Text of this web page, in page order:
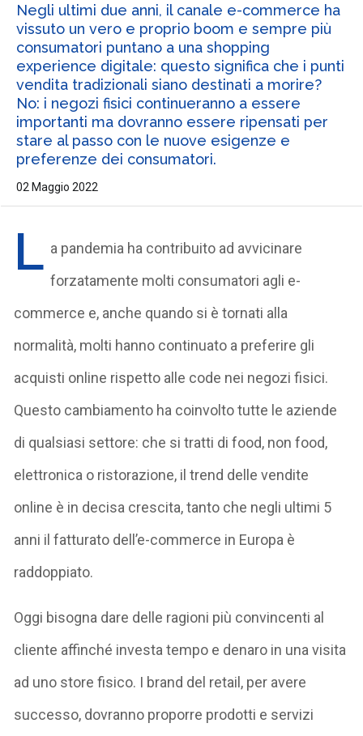
Negli ultimi due anni, il canale e-commerce ha
vissuto un vero e proprio boom e sempre più
consumatori puntano a una shopping
experience digitale: questo significa che i punti
vendita tradizionali siano destinati a morire?
No: i negozi fisici continueranno a essere
importanti ma dovranno essere ripensati per
stare al passo con le nuove esigenze e
preferenze dei consumatori.
02 Maggio 2022
L a pandemia ha contribuito ad avvicinare
forzatamente molti consumatori agli e-
commerce e, anche quando si è tornati alla
normalità, molti hanno continuato a preferire gli
acquisti online rispetto alle code nei negozi fisici.
Questo cambiamento ha coinvolto tutte le aziende
di qualsiasi settore: che si tratti di food, non food,
elettronica o ristorazione, il trend delle vendite
online è in decisa crescita, tanto che negli ultimi 5
anni il fatturato dell’e-commerce in Europa è
raddoppiato.
Oggi bisogna dare delle ragioni più convincenti al
cliente affinché investa tempo e denaro in una visita
ad uno store fisico. I brand del retail, per avere
successo, dovranno proporre prodotti e servizi